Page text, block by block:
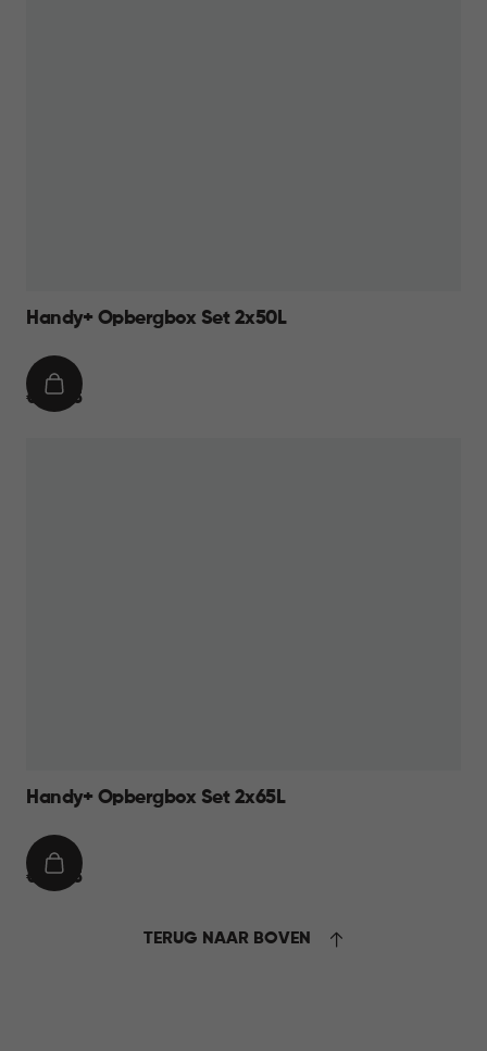
Handy+ Opbergbox Set 2x50L
€
€ 34,95
IN
Handy+ Opbergbox Set 2x65L
€
€ 44,95
IN
TERUG NAAR BOVEN